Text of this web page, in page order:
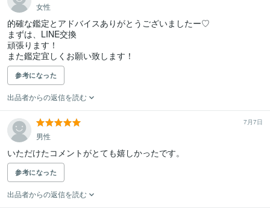
女性
的確な鑑定とアドバイスありがとうございましたー♡
まずは、LINE交換
頑張ります！
また鑑定宜しくお願い致します！
参考になった
出品者からの返信を読む
7月7日
男性
参考になった
出品者からの返信を読む